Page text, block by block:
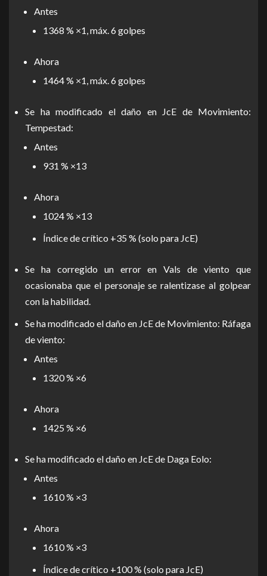
Antes
1368 % ×1, máx. 6 golpes
Ahora
1464 % ×1, máx. 6 golpes
Se ha modificado el daño en JcE de Movimiento:
Tempestad:
Antes
931 % ×13
Ahora
1024 % ×13
Índice de crítico +35 % (solo para JcE)
Se ha corregido un error en Vals de viento que
ocasionaba que el personaje se ralentizase al golpear
con la habilidad.
Se ha modificado el daño en JcE de Movimiento: Ráfaga
de viento:
Antes
1320 % ×6
Ahora
1425 % ×6
Se ha modificado el daño en JcE de Daga Eolo:
Antes
1610 % ×3
Ahora
1610 % ×3
Índice de crítico +100 % (solo para JcE)